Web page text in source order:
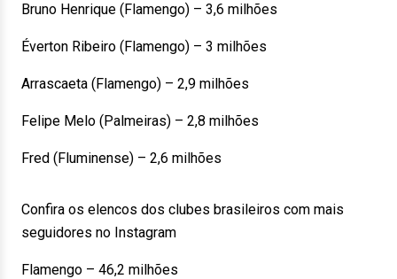
Bruno Henrique (Flamengo) – 3,6 milhões
Éverton Ribeiro (Flamengo) – 3 milhões
Arrascaeta (Flamengo) – 2,9 milhões
Felipe Melo (Palmeiras) – 2,8 milhões
Fred (Fluminense) – 2,6 milhões
Confira os elencos dos clubes brasileiros com mais
seguidores no Instagram
Flamengo – 46,2 milhões